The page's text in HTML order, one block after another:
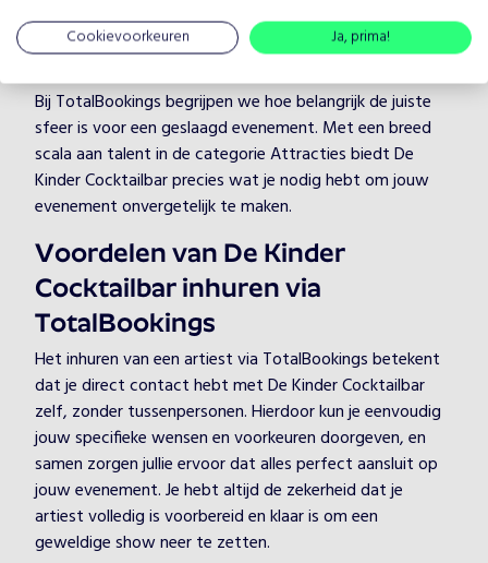
een hoger niveau tilt. De Kinder Cocktailbar heeft
jarenlange ervaring en weet hoe hij/zij jouw gasten kan
Bij TotalBookings begrijpen we hoe belangrijk de juiste
sfeer is voor een geslaagd evenement. Met een breed
scala aan talent in de categorie Attracties biedt De
Kinder Cocktailbar precies wat je nodig hebt om jouw
evenement onvergetelijk te maken.
Voordelen van De Kinder
Cocktailbar inhuren via
TotalBookings
Het inhuren van een artiest via TotalBookings betekent
dat je direct contact hebt met De Kinder Cocktailbar
zelf, zonder tussenpersonen. Hierdoor kun je eenvoudig
jouw specifieke wensen en voorkeuren doorgeven, en
samen zorgen jullie ervoor dat alles perfect aansluit op
jouw evenement. Je hebt altijd de zekerheid dat je
artiest volledig is voorbereid en klaar is om een
geweldige show neer te zetten.
Cookievoorkeuren Ja, prima!